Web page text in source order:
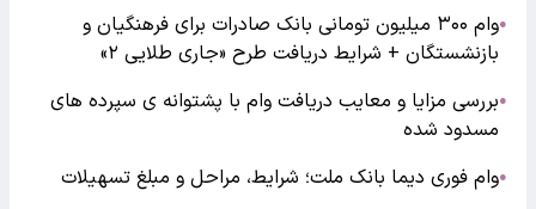
●
وام ۳۰۰ میلیون تومانی بانک صادرات برای فرهنگیان و
بازنشستگان + شرایط دریافت طرح «جاری طلایی ۲»
●بررسی مزایا و معایب دریافت وام با پشتوانه ی سپرده های
مسدود شده
●وام فوری دیما بانک ملت؛ شرایط، مراحل و مبلغ تسهیلات